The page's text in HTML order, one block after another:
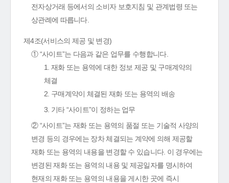
전자상거래 등에서의 소비자 보호지침 및 관계법령 또는
상관례에 따릅니다.
제4조(서비스의 제공 및 변경)
① “사이트”는 다음과 같은 업무를 수행합니다.
1. 재화 또는 용역에 대한 정보 제공 및 구매계약의
체결
2. 구매계약이 체결된 재화 또는 용역의 배송
3. 기타 “사이트”이 정하는 업무
② “사이트”는 재화 또는 용역의 품절 또는 기술적 사양의
변경 등의 경우에는 장차 체결되는 계약에 의해 제공할
재화 또는 용역의 내용을 변경할 수 있습니다. 이 경우에는
변경된 재화 또는 용역의 내용 및 제공일자를 명시하여
현재의 재화 또는 용역의 내용을 게시한 곳에 즉시